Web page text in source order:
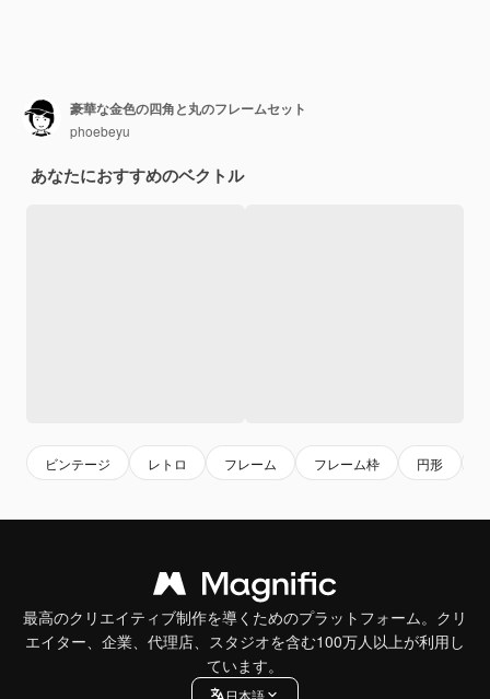
豪華な金色の四角と丸のフレームセット
phoebeyu
あなたにおすすめのベクトル
ビンテージ レトロ フレーム フレーム枠 円形
最高のクリエイティブ制作を導くためのプラットフォーム。クリ
エイター、企業、代理店、スタジオを含む100万人以上が利用し
ています。
日本語